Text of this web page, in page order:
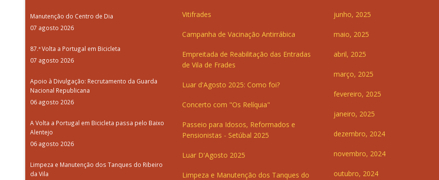
Manutenção do Centro de Dia
07 agosto 2026
87.ª Volta a Portugal em Bicicleta
07 agosto 2026
Apoio à Divulgação: Recrutamento da Guarda
Nacional Republicana
06 agosto 2026
A Volta a Portugal em Bicicleta passa pelo Baixo
Alentejo
06 agosto 2026
Limpeza e Manutenção dos Tanques do Ribeiro
da Vila
Vitifrades
Campanha de Vacinação Antirrábica
Empreitada de Reabilitação das Entradas
de Vila de Frades
Luar d'Agosto 2025: Como foi?
Concerto com "Os Relíquia"
Passeio para Idosos, Reformados e
Pensionistas - Setúbal 2025
Luar D'Agosto 2025
Limpeza e Manutenção dos Tanques do
junho, 2025
maio, 2025
abril, 2025
março, 2025
fevereiro, 2025
janeiro, 2025
dezembro, 2024
novembro, 2024
outubro, 2024